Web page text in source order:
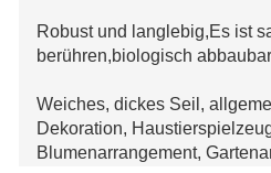
Robust und langlebig,Es ist
berühren,biologisch abbaubar
Weiches, dickes Seil,
Dekoration,
Blumenarrangement,